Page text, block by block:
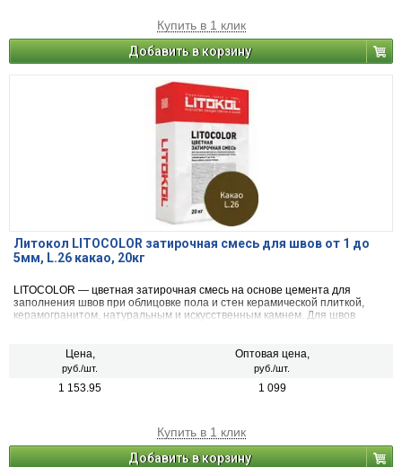
Купить в 1 клик
Добавить в корзину
Литокол LITOCOLOR затирочная смесь для швов от 1 до
5мм, L.26 какао, 20кг
LITOCOLOR — цветная затирочная смесь на основе цемента для
заполнения швов при облицовке пола и стен керамической плиткой,
керамогранитом, натуральным и искусственным камнем. Для швов
Цена,
руб./шт.
Оптовая цена,
руб./шт.
1 153.95 1 099
Купить в 1 клик
Добавить в корзину